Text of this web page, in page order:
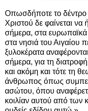
Οπωσδήποτε το δέντρο
Χριστού δε φαίνεται να
σήμερα, στα ευρωπαϊκά
στα νησιά του Αιγαίου
ξυλοκέρατα
σήμερα, για τη
και ακόμη και τότε τη
άνθρωπος όπως
ασώτου, όπου
κοιλίαν αυτού από των